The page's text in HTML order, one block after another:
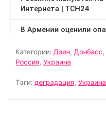
Категории: Дзен, Донбасс,
Россия, Украина
Тэги: деградация, Украина